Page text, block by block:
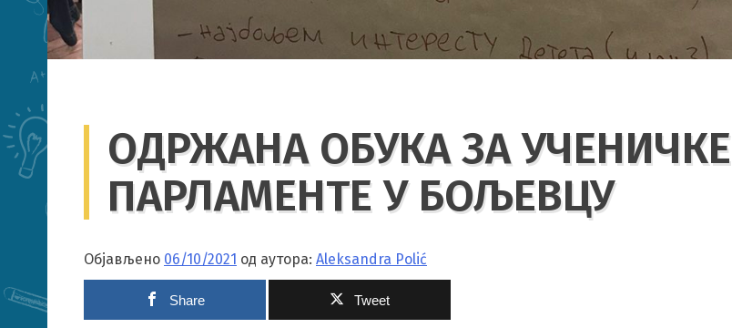
ОДРЖАНА ОБУКА ЗА УЧЕНИЧКЕ
ПАРЛАМЕНТЕ У БОЉЕВЦУ
Објављено 06/10/2021 од аутора: Aleksandra Polić
Share Tweet